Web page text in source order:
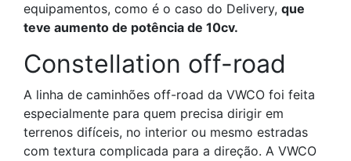
equipamentos, como é o caso do Delivery, que
teve aumento de potência de 10cv.
Constellation off-road
A linha de caminhões off-road da VWCO foi feita
especialmente para quem precisa dirigir em
terrenos difíceis, no interior ou mesmo estradas
com textura complicada para a direção. A VWCO